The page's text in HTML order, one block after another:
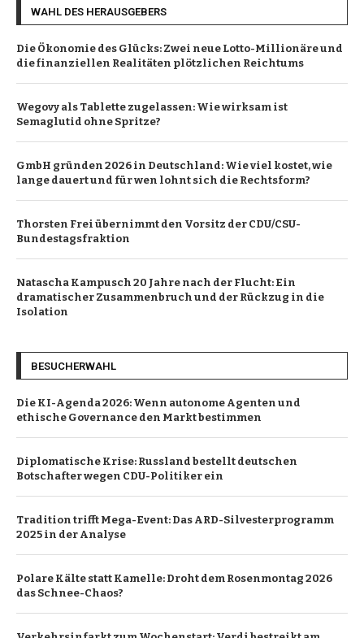
WAHL DES HERAUSGEBERS
Die Ökonomie des Glücks: Zwei neue Lotto-Millionäre und
die finanziellen Realitäten plötzlichen Reichtums
Wegovy als Tablette zugelassen: Wie wirksam ist
Semaglutid ohne Spritze?
GmbH gründen 2026 in Deutschland: Wie viel kostet, wie
lange dauert und für wen lohnt sich die Rechtsform?
Thorsten Frei übernimmt den Vorsitz der CDU/CSU-
Bundestagsfraktion
Natascha Kampusch 20 Jahre nach der Flucht: Ein
dramatischer Zusammenbruch und der Rückzug in die
Isolation
BESUCHERWAHL
Die KI-Agenda 2026: Wenn autonome Agenten und
ethische Governance den Markt bestimmen
Diplomatische Krise: Russland bestellt deutschen
Botschafter wegen CDU-Politiker ein
Tradition trifft Mega-Event: Das ARD-Silvesterprogramm
2025 in der Analyse
Polare Kälte statt Kamelle: Droht dem Rosenmontag 2026
das Schnee-Chaos?